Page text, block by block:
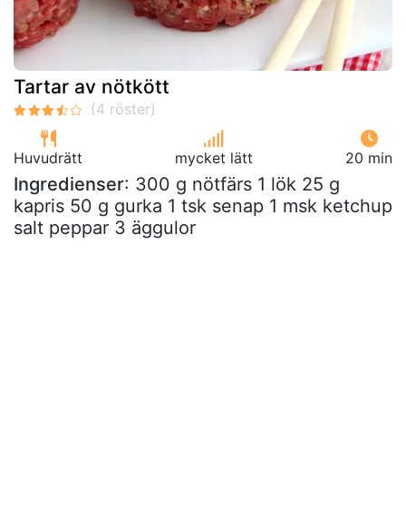
Tartar av nötkött
Huvudrätt mycket lätt 20 min
Ingredienser: 300 g nötfärs 1 lök 25 g
kapris 50 g gurka 1 tsk senap 1 msk ketchup
salt peppar 3 äggulor